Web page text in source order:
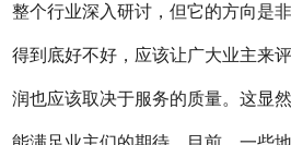
整个行业深入研讨，但它的方向是
得到底好不好，应该让广大业主来
润也应该取决于服务的质量。这显